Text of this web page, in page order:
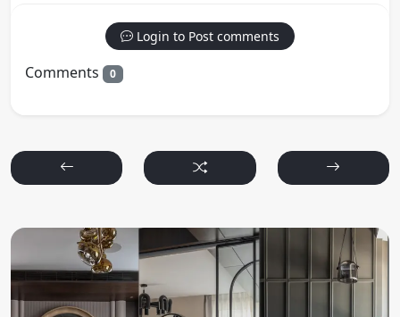
Login to Post comments
Comments 0